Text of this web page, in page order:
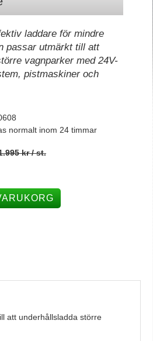
laddare för mindre
passar utmärkt till att
vagnparker med 24V-
pistmaskiner och
normalt inom 24 timmar
kr/ st.
att underhållsladda större